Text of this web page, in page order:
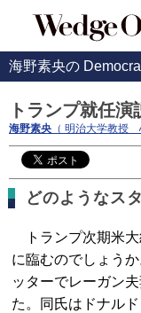
海野素央の
トランプ就任
海野素央 （ 明治大学教授
どのようなス
トランプ次期米大
に臨むのでしょう
ッターでレーガン
た。同氏はドナル